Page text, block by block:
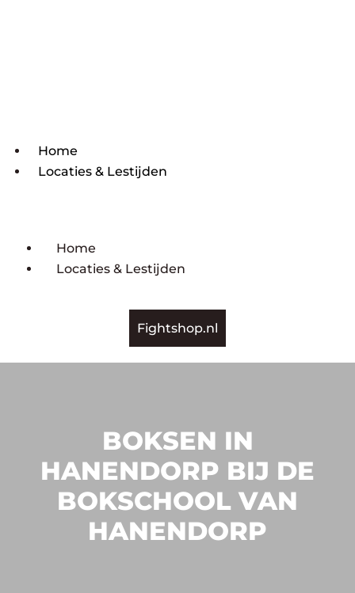
Home
Locaties & Lestijden
Home
Locaties & Lestijden
Fightshop.nl
BOKSEN IN
HANENDORP BIJ DE
BOKSCHOOL VAN
HANENDORP